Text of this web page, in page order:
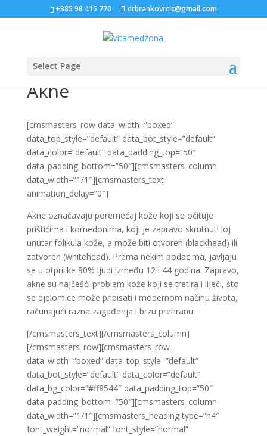
+385 98 415 770 drbrankovrcic@gmail.com
Select Page
Akne
[cmsmasters_row data_width=”boxed”
data_top_style=”default” data_bot_style=”default”
data_color=”default” data_padding_top=”50″
data_padding_bottom=”50″][cmsmasters_column
data_width=”1/1″][cmsmasters_text
animation_delay=”0″]
Akne označavaju poremećaj kože koji se očituje
prištićima i komedonima, koji je zapravo skrutnuti loj
unutar folikula kože, a može biti otvoren (blackhead) ili
zatvoren (whitehead). Prema nekim podacima, javljaju
se u otprilike 80% ljudi između 12 i 44 godina. Zapravo,
akne su najčešći problem kože koji se tretira i liječi, što
se djelomice može pripisati i modernom načinu života,
računajući razna zagađenja i brzu prehranu.
[/cmsmasters_text][/cmsmasters_column]
[/cmsmasters_row][cmsmasters_row
data_width=”boxed” data_top_style=”default”
data_bot_style=”default” data_color=”default”
data_bg_color=”#ff8544″ data_padding_top=”50″
data_padding_bottom=”50″][cmsmasters_column
data_width=”1/1″][cmsmasters_heading type=”h4″
font_weight=”normal” font_style=”normal”